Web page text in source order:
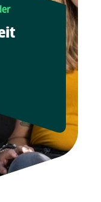
Accso-Netzwerken